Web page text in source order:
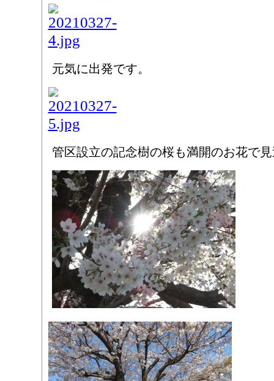
元気に出発です。
管区設立の記念樹の桜も満開のお花で